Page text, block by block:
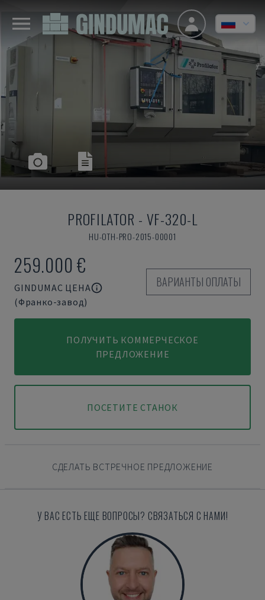
PROFILATOR - VF-320-L
HU-OTH-PRO-2015-00001
259.000 €
GINDUMAC ЦЕНА
(Франко-завод)
ВАРИАНТЫ ОПЛАТЫ
ПОЛУЧИТЬ КОММЕРЧЕСКОЕ
ПРЕДЛОЖЕНИЕ
ПОСЕТИТЕ СТАНОК
СДЕЛАТЬ ВСТРЕЧНОЕ ПРЕДЛОЖЕНИЕ
У ВАС ЕСТЬ ЕЩЕ ВОПРОСЫ? СВЯЗАТЬСЯ С НАМИ!